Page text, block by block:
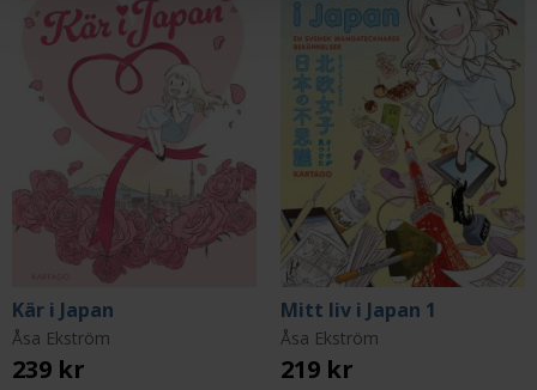
Kär i Japan
Åsa Ekström
239 kr
Mitt liv i Japan 1
Åsa Ekström
219 kr